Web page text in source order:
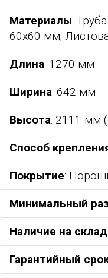
Материалы:
60х60 мм;
Длина: 1270 мм
Ширина: 642 мм
Высота: 2111 мм
Способ
Покрытие:
Минимальный
Наличие на
Гарантийный